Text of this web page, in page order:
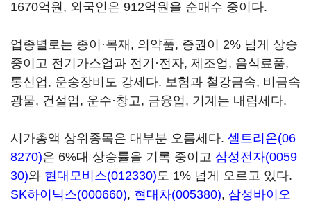
1670억원, 외국인은 912억원을 순매수 중이다.
업종별로는 종이·목재, 의약품, 증권이 2% 넘게 상승
중이고 전기가스업과 전기·전자, 제조업, 음식료품,
통신업, 운송장비도 강세다. 보험과 철강금속, 비금속
광물, 건설업, 운수·창고, 금융업, 기계는 내림세다.
시가총액 상위종목은 대부분 오름세다. 셀트리온(06
8270)은 6%대 상승률을 기록 중이고 삼성전자(0059
30)와 현대모비스(012330)도 1% 넘게 오르고 있다.
SK하이닉스(000660), 현대차(005380), 삼성바이오